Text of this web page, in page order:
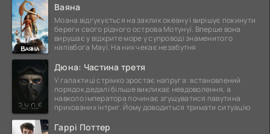
Ваяна
Моана відгукується на заклик океану і вирішує покинути
береги свого рідного острова Мотунуї. Вперше вона
вирушає у відкрите море у супроводі знаменитого
напівбога Мауї. На них чекає незабутня
Дюна: Частина третя
У галактиці стрімко зростає напруга: встановлений
порядок дедалі більше викликає невдоволення, а
навколо імператора починає згущуватися павутина
прихованих інтриг. Йому доводиться тримати ситуацію
Гаррі Поттер